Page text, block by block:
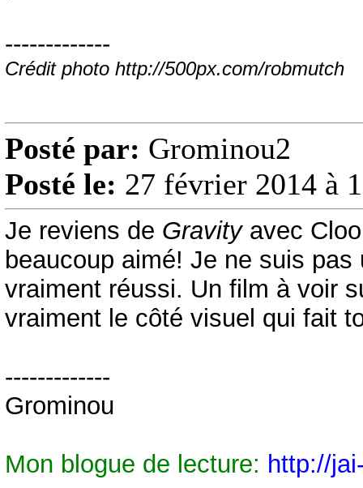
-------------
Crédit photo http://500px.com/robmutch
Posté par: Grominou2
Posté le: 27 février 2014 à
Je reviens de Gravityavec
beaucoup aimé! Je ne suis
vraiment réussi. Un film à voir
vraiment le côté visuel qui fait
-------------
Grominou
Mon blogue de lecture: http://